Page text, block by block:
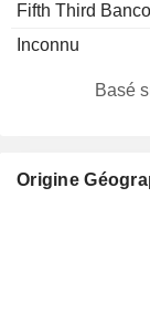
Fifth Third
Inconnu
Basé
Origine